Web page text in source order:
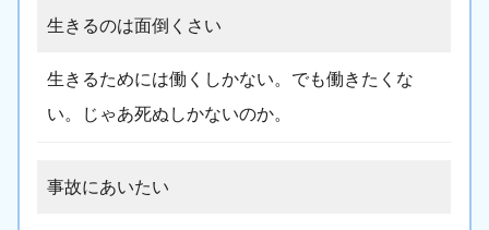
生きるのは面倒くさい
生きるためには働くしかない。でも働きたくな
い。じゃあ死ぬしかないのか。
事故にあいたい